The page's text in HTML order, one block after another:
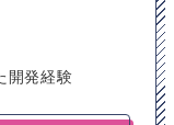
開発経験